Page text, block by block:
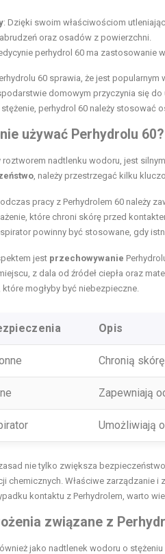
: Dzięki swoim właściwościom
oraz osadów z powierzchni.
perhydrol 60 ma zastosowanie
60 sprawia, że jest
domowym przyczynia się do
perhydrol 60 należy stosować
używać Perhydrolu 60?
roztworem nadtlenku wodoru, jest
, należy przestrzegać kilku
pracy z Perhydrolem 60 należy
które chroni skórę przed
powinny być stosowane, gdy
jest przechowywanie
z dala od źródeł ciepła oraz
mogłyby być niebezpieczne.
Opis
Chronią
Zapewniają
Umożliwiają
nie tylko zwiększa
chemicznych. Właściwe
kontaktu z Perhydrolem, warto
związane z
jako nadtlenek wodoru o